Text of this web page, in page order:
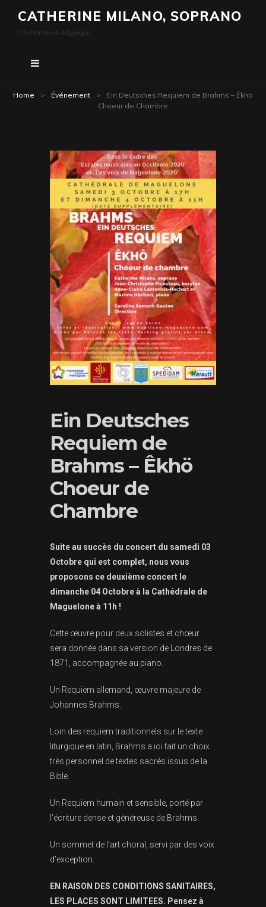
CATHERINE MILANO, SOPRANO
Un Parcours Atypique
Home > Événement >
Ein Deutsches Requiem de Brahms – Êkhö
Choeur de Chambre
Ein Deutsches
Requiem de
Brahms – Êkhö
Choeur de
Chambre
Suite au succès du concert du samedi 03
Octobre qui est complet, nous vous
proposons ce deuxième concert le
dimanche 04 Octobre à la Cathédrale de
Maguelone à 11h !
Cette œuvre pour deux solistes et chœur
sera donnée dans sa version de Londres de
1871, accompagnée au piano.
Un Requiem allemand, œuvre majeure de
Johannes Brahms.
Loin des requiem traditionnels sur le texte
liturgique en latin, Brahms a ici fait un choix
très personnel de textes sacrés issus de la
Bible.
Un Requiem humain et sensible, porté par
l’écriture dense et généreuse de Brahms.
Un sommet de l’art choral, servi par des voix
d’exception.
EN RAISON DES CONDITIONS SANITAIRES,
LES PLACES SONT LIMITEES. Pensez à